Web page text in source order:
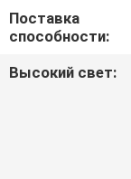
VR
SHOW
Поставка
способности:
Высокий свет: